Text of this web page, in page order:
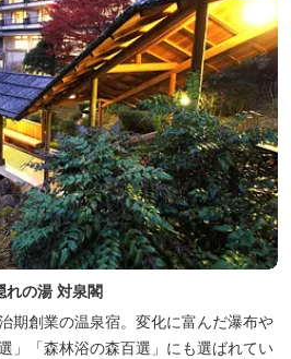
れの湯 対泉閣
期創業の温泉宿。変化に富んだ瀑布や
」「森林浴の森百選」にも選ばれてい